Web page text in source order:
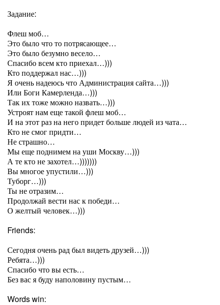
Задание:
Флеш моб…
Это было что то потрясающее…
Это было безумно весело…
Спасибо всем кто приехал…)))
Кто поддержал нас…)))
Я очень надеюсь что Администрация сайта…)))
Или Боги Камерленда…)))
Так их тоже можно назвать…)))
Устроят нам еще такой флеш моб…
И на этот раз на него придет больше людей из чата…
Кто не смог придти…
Не страшно…
Мы еще поднимем на уши Москву…)))
А те кто не захотел…)))))))
Вы многое упустили…)))
Туборг…)))
Ты не отразим…
Продолжай вести нас к победи…
О желтый человек…)))
Friends:
Сегодня очень рад был видеть друзей…)))
Ребята…)))
Спасибо что вы есть…
Без вас я буду наполовину пустым…
Words win: